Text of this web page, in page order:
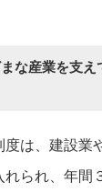
な産業を支
は、建設業
られ、年間